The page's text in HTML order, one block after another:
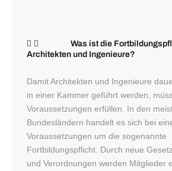
Was ist die
Architekten und Ingenieure?
Damit Architekten und Ingenieure
in einer Kammer geführt werden,
Voraussetzungen erfüllen. In den
Bundesländern handelt es sich bei
Voraussetzungen um die sogenannte
Fortbildungspflicht. Durch neue
und Verordnungen werden Mitglieder